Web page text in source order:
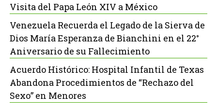
Visita del Papa León XIV a México
Venezuela Recuerda el Legado de la Sierva de
Dios María Esperanza de Bianchini en el 22°
Aniversario de su Fallecimiento
Acuerdo Histórico: Hospital Infantil de Texas
Abandona Procedimientos de “Rechazo del
Sexo” en Menores